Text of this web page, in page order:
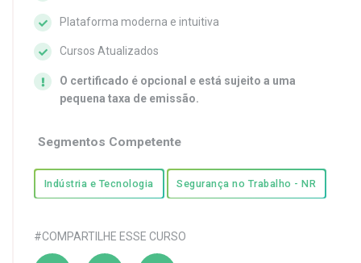
Plataforma moderna e intuitiva
Cursos Atualizados
O certificado é opcional e está sujeito a uma
pequena taxa de emissão.
Segmentos Competente
Indústria e Tecnologia Segurança no Trabalho - NR
#COMPARTILHE ESSE CURSO